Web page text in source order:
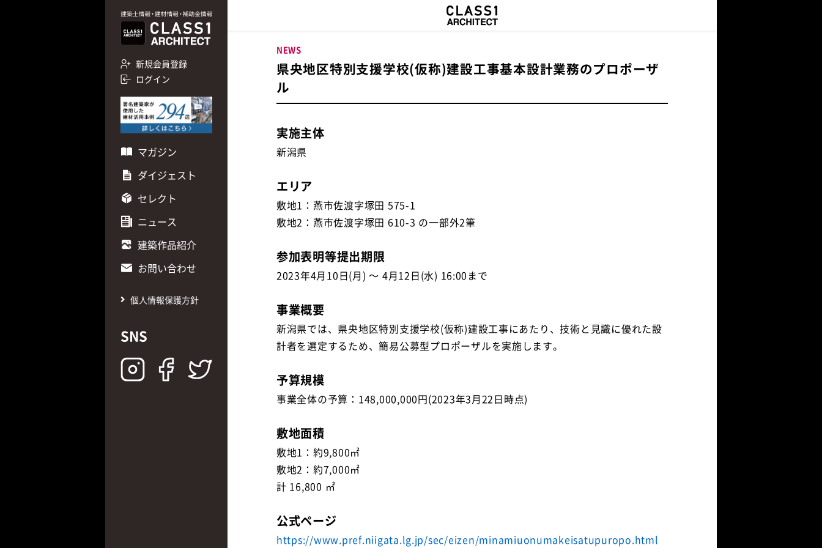
新規会員登録
ログイン
マガジン
ダイジェスト
セレクト
ニュース
建築作品紹介
お問い合わせ
個人情報保護方針
SNS
県央地区特別支援学校(仮称)建設工事基本設計業務のプロポーザ
ル
NEWS
実施主体
新潟県
エリア
敷地1：燕市佐渡字塚田 575-1
敷地2：燕市佐渡字塚田 610-3 の一部外2筆
参加表明等提出期限
2023年4月10日(月) ～ 4月12日(水) 16:00まで
事業概要
新潟県では、県央地区特別支援学校(仮称)建設工事にあたり、技術と見識に優れた設
計者を選定するため、簡易公募型プロポーザルを実施します。
予算規模
事業全体の予算：148,000,000円(2023年3月22日時点)
敷地面積
敷地1：約9,800㎡
敷地2：約7,000㎡
計 16,800 ㎡
公式ページ
https://www.pref.niigata.lg.jp/sec/eizen/minamiuonumakeisatupuropo.html